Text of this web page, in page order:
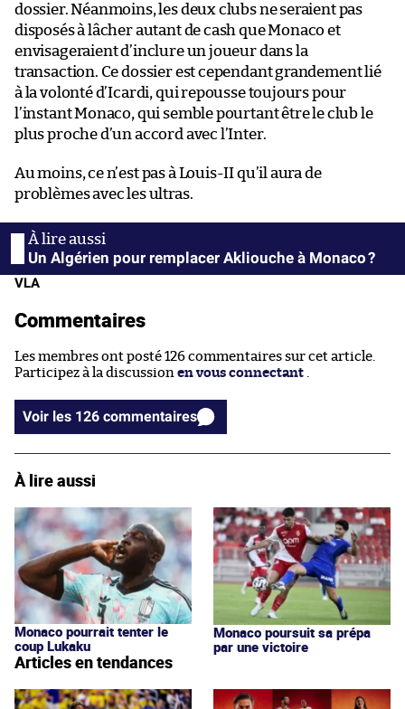
dossier. Néanmoins, les deux clubs ne seraient pas
disposés à lâcher autant de cash que Monaco et
envisageraient d’inclure un joueur dans la
transaction. Ce dossier est cependant grandement lié
à la volonté d’Icardi, qui repousse toujours pour
l’instant Monaco, qui semble pourtant être le club le
plus proche d’un accord avec l’Inter.
Au moins, ce n’est pas à Louis-II qu’il aura de
problèmes avec les ultras.
Un Algérien pour remplacer Akliouche à Monaco ?
VLA
Commentaires
Les membres ont posté 126 commentaires sur cet article.
Participez à la discussion en vous connectant
Voir les 126 commentaires
À lire aussi
Monaco pourrait tenter le
coup Lukaku
Monaco poursuit sa prépa
par une victoire
Articles en tendances